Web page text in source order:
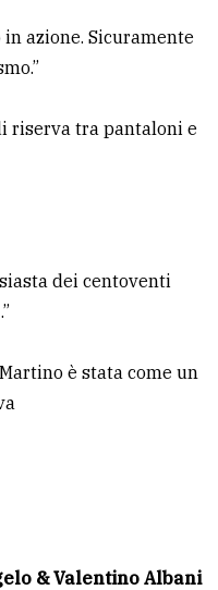
azione. Sicuramente
riserva tra pantaloni e
dei centoventi
è stata come un
& Valentino Albani